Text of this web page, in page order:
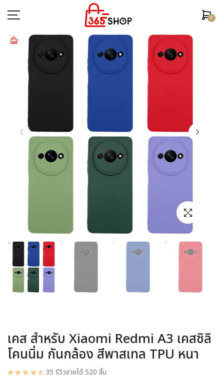
0
ตรวจสอบสถานะคำสั่งซื้อ
ยี่ห้อ/รุ่นมือถือ
เคสมือถือ
ฟิล์มกันรอย
อุปกรณ์ชาร์จ
อุปกรณ์ในรถยนต์
สินค้าอื่น ๆ
เคส สำหรับ Xiaomi Redmi A3 เคสซิลิ
โคนนิ่ม กันกล้อง สีพาสเทล TPU หนา
35 รีวิวขายได้ 520 ชิ้น